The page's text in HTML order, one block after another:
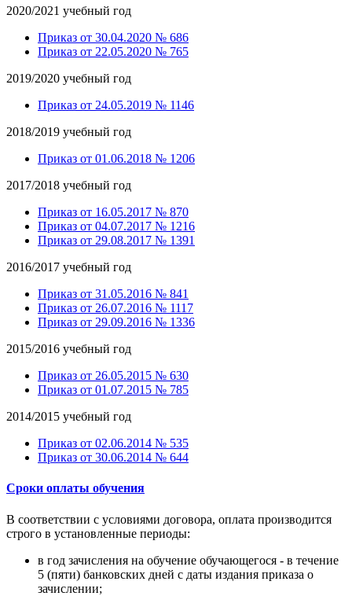
2020/2021 учебный год
Приказ от 30.04.2020 № 686
Приказ от 22.05.2020 № 765
2019/2020 учебный год
Приказ от 24.05.2019 № 1146
2018/2019 учебный год
Приказ от 01.06.2018 № 1206
2017/2018 учебный год
Приказ от 16.05.2017 № 870
Приказ от 04.07.2017 № 1216
Приказ от 29.08.2017 № 1391
2016/2017 учебный год
Приказ от 31.05.2016 № 841
Приказ от 26.07.2016 № 1117
Приказ от 29.09.2016 № 1336
2015/2016 учебный год
Приказ от 26.05.2015 № 630
Приказ от 01.07.2015 № 785
2014/2015 учебный год
Приказ от 02.06.2014 № 535
Приказ от 30.06.2014 № 644
Сроки оплаты обучения
В соответствии с условиями договора, оплата производится
строго в установленные периоды:
в год зачисления на обучение обучающегося - в течение
5 (пяти) банковских дней с даты издания приказа о
зачислении;